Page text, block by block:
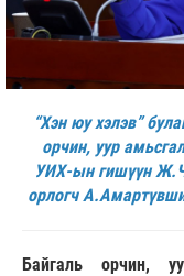
“Хэн юу хэлэв”
орчин, уур
УИХ-ын гишүүн
орлогч
Байгаль орчин,